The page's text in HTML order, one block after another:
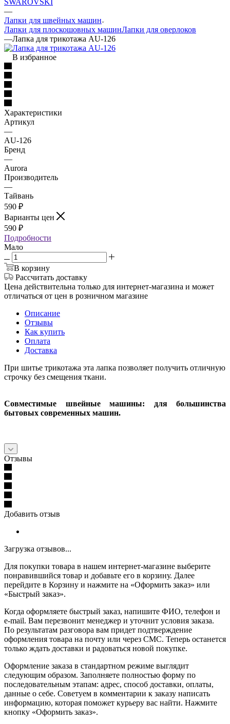
—
Лапки для швейных машин
Лапки для плоскошовных машинЛапки для оверлоков
—Лапка для трикотажа AU-126
В избранное
Характеристики
Артикул
—
AU-126
Бренд
—
Aurora
Производитель
—
Тайвань
590 ₽
Варианты цен
590 ₽
Подробности
Мало
В корзину
Рассчитать доставку
Цена действительна только для интернет-магазина и может
отличаться от цен в розничном магазине
Описание
Отзывы
Как купить
Оплата
Доставка
При шитье трикотажа эта лапка позволяет получить отличную
строчку без смещения ткани.
Совместимые швейные машины: для большинства
бытовых современных машин.
Отзывы
Добавить отзыв
Загрузка отзывов...
Для покупки товара в нашем интернет-магазине выберите
понравившийся товар и добавьте его в корзину. Далее
перейдите в Корзину и нажмите на «Оформить заказ» или
«Быстрый заказ».
Когда оформляете быстрый заказ, напишите ФИО, телефон и
e-mail. Вам перезвонит менеджер и уточнит условия заказа.
По результатам разговора вам придет подтверждение
оформления товара на почту или через СМС. Теперь останется
только ждать доставки и радоваться новой покупке.
Оформление заказа в стандартном режиме выглядит
следующим образом. Заполняете полностью форму по
последовательным этапам: адрес, способ доставки, оплаты,
данные о себе. Советуем в комментарии к заказу написать
информацию, которая поможет курьеру вас найти. Нажмите
кнопку «Оформить заказ».